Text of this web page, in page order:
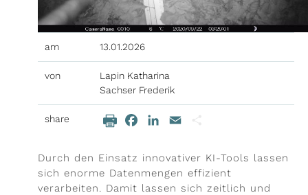
am 13.01.2026
von
Lapin Katharina
Sachser Frederik
share FacebookLinkedIn
Beitragsinhalt
Durch den Einsatz innovativer KI-Tools lassen
sich enorme Datenmengen effizient
verarbeiten. Damit lassen sich zeitlich und